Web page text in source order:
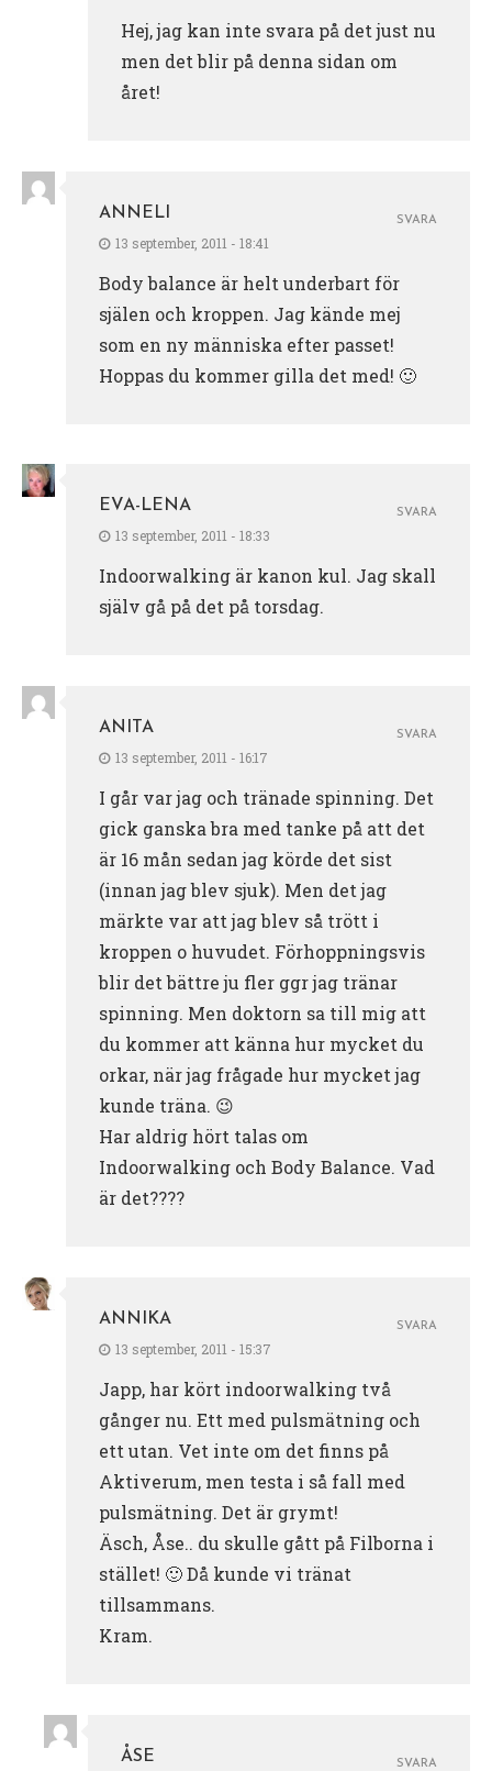
Hej, jag kan inte svara på det just nu
men det blir på denna sidan om
året!
ANNELI
13 september, 2011 - 18:41
Body balance är helt underbart för
själen och kroppen. Jag kände mej
som en ny människa efter passet!
Hoppas du kommer gilla det med! 🙂
SVARA
EVA-LENA
13 september, 2011 - 18:33
Indoorwalking är kanon kul. Jag skall
själv gå på det på torsdag.
SVARA
ANITA
13 september, 2011 - 16:17
I går var jag och tränade spinning. Det
gick ganska bra med tanke på att det
är 16 mån sedan jag körde det sist
(innan jag blev sjuk). Men det jag
märkte var att jag blev så trött i
kroppen o huvudet. Förhoppningsvis
blir det bättre ju fler ggr jag tränar
spinning. Men doktorn sa till mig att
du kommer att känna hur mycket du
orkar, när jag frågade hur mycket jag
kunde träna. 😉
Har aldrig hört talas om
Indoorwalking och Body Balance. Vad
är det????
SVARA
ANNIKA
13 september, 2011 - 15:37
Japp, har kört indoorwalking två
gånger nu. Ett med pulsmätning och
ett utan. Vet inte om det finns på
Aktiverum, men testa i så fall med
pulsmätning. Det är grymt!
Äsch, Åse.. du skulle gått på Filborna i
stället! 🙂 Då kunde vi tränat
tillsammans.
Kram.
SVARA
ÅSE
SVARA